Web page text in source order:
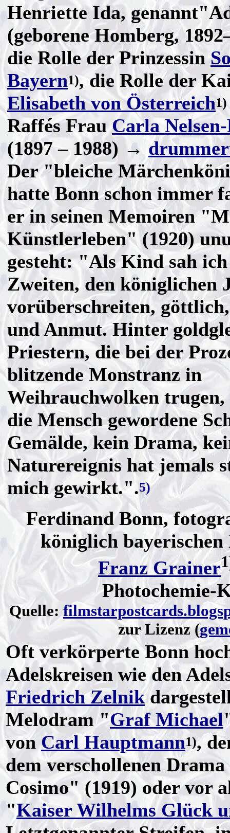
Henriette Ida,
(geborene Homberg,
die Rolle der Prinzessin
Bayern1), die Rolle der
Elisabeth von Österreich1)
Raffés FrauCarla
(1897 – 1988) →
Der "bleiche
hatte Bonn schon immer
er in seinen Memoiren
Künstlerleben" (1920)
gesteht: "Als Kind sah
Zweiten, den königlichen
vorüberschreiten,
und Anmut. Hinter
Priestern, die bei der
blitzende Monstranz in
Weihrauchwolken trugen,
die Mensch gewordene
Gemälde, kein Drama,
Naturereignis hat jemals
mich gewirkt.".5)
Ferdinand Bonn,
königlich
Franz Grainer
Photochemie-
Quelle:
zur Lizenz (
Oft verkörperte Bonn
Adelskreisen wie den
Friedrich Zelnik
Melodram "Graf Michael
vonCarl Hauptmann1),
dem verschollenen
Cosimo" (1919) oder vor
"Kaiser Wilhelms Glück